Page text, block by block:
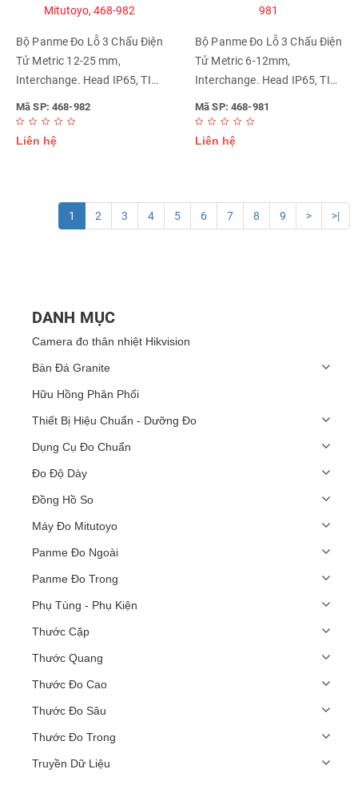
Bộ Panme Đo Lỗ 3 Chấu Điện
Tử Metric 12-25 mm,
Interchange. Head IP65, TIN
Mitutoyo, 468-982
Mã SP: 468-982
Liên hệ
Bộ Panme Đo Lỗ 3 Chấu Điện
Tử Metric 6-12mm,
Interchange. Head IP65, TIN
Mitutoyo, 468-981
Mã SP: 468-981
Liên hệ
1 2 3 4 5 6 7 8 9 > >|
DANH MỤC
Camera đo thân nhiệt Hikvision
Bàn Đá Granite
Hữu Hồng Phân Phối
Thiết Bị Hiệu Chuẩn - Dưỡng Đo
Dụng Cụ Đo Chuẩn
Đo Độ Dày
Đồng Hồ So
Máy Đo Mitutoyo
Panme Đo Ngoài
Panme Đo Trong
Phụ Tùng - Phụ Kiện
Thước Cặp
Thước Quang
Thước Đo Cao
Thước Đo Sâu
Thước Đo Trong
Truyền Dữ Liệu